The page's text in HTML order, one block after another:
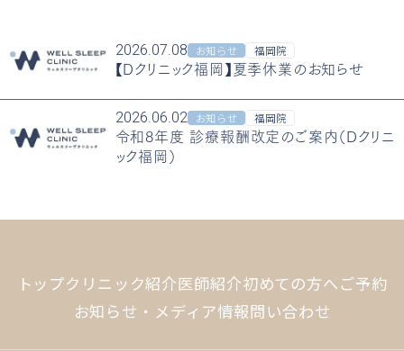
2026.07.08 お知らせ 福岡院
【Dクリニック福岡】夏季休業のお知らせ
2026.06.02 お知らせ 福岡院
令和8年度 診療報酬改定のご案内（Dクリニ
ック福岡）
トップクリニック紹介医師紹介初めての方へ ご予約
お知らせ・メディア情報問い合わせ